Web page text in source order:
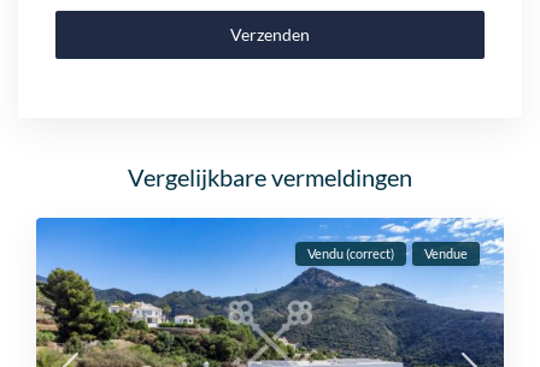
Verzenden
Vergelijkbare vermeldingen
Vendu (correct) Vendue